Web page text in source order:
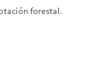
forestal.